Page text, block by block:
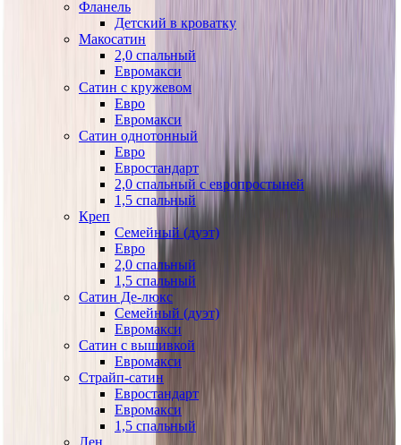
Фланель
Детский в кроватку
Макосатин
2,0 спальный
Евромакси
Сатин с кружевом
Евро
Евромакси
Сатин однотонный
Евро
Евростандарт
2,0 спальный с европростыней
1,5 спальный
Креп
Семейный (дуэт)
Евро
2,0 спальный
1,5 спальный
Сатин Де-люкс
Семейный (дуэт)
Евромакси
Сатин с вышивкой
Евромакси
Страйп-сатин
Евростандарт
Евромакси
1,5 спальный
Лен